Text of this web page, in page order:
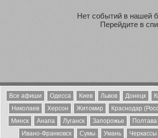
Нет событий в нашей
Перейдите в
Все афиши Одесса Киев Львов Донецк
Николаев
Херсон Житомир Краснодар
Минск
Анапа Луганск Запорожье Полтава
Ивано-Франковск
Сумы Умань Черкассы